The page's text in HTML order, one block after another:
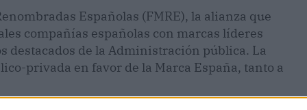
Españolas (FMRE), la alianza que
compañías españolas con marcas líderes
destacados de la Administración pública. La
privada en favor de la Marca España, tanto a